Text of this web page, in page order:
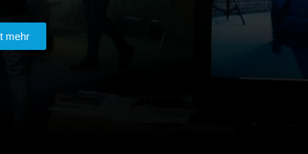
mehr